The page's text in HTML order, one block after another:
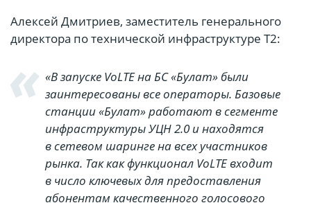
Алексей Дмитриев, заместитель генерального
директора по технической инфраструктуре Т2:
«В запуске VoLTE на БС «Булат» были
заинтересованы все операторы. Базовые
станции «Булат» работают в сегменте
инфраструктуры УЦН 2.0 и находятся
в сетевом шаринге на всех участников
рынка. Так как функционал VoLTE входит
в число ключевых для предоставления
абонентам качественного голосового